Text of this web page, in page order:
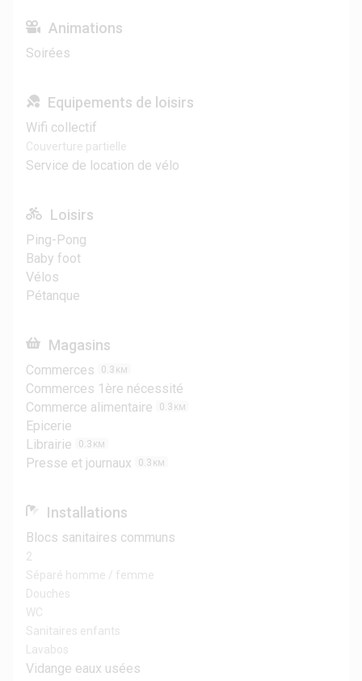
Animations
Soirées
Equipements de loisirs
Wifi collectif
Couverture partielle
Service de location de vélo
Loisirs
Ping-Pong
Baby foot
Vélos
Pétanque
Magasins
Commerces 0.3 KM
Commerces 1ère nécessité
Commerce alimentaire
0.3 KM
Epicerie
Librairie
0.3 KM
Presse et journaux 0.3 KM
Installations
Blocs sanitaires communs
2
Séparé homme / femme
Douches
WC
Sanitaires enfants
Lavabos
Vidange eaux usées